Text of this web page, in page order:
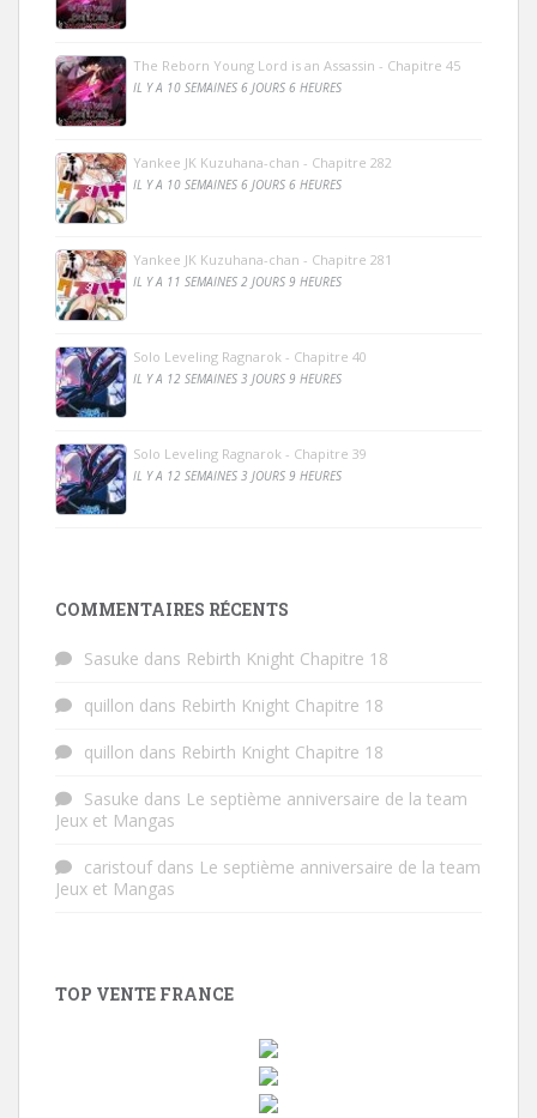
The Reborn Young Lord is an Assassin - Chapitre 45
IL Y A 10 SEMAINES 6 JOURS 6 HEURES
Yankee JK Kuzuhana-chan - Chapitre 282
IL Y A 10 SEMAINES 6 JOURS 6 HEURES
Yankee JK Kuzuhana-chan - Chapitre 281
IL Y A 11 SEMAINES 2 JOURS 9 HEURES
Solo Leveling Ragnarok - Chapitre 40
IL Y A 12 SEMAINES 3 JOURS 9 HEURES
Solo Leveling Ragnarok - Chapitre 39
IL Y A 12 SEMAINES 3 JOURS 9 HEURES
COMMENTAIRES RÉCENTS
Sasuke dans Rebirth Knight Chapitre 18
quillon dans Rebirth Knight Chapitre 18
quillon dans Rebirth Knight Chapitre 18
Sasuke dans Le septième anniversaire de la team
Jeux et Mangas
caristoufdans Le septième anniversaire de la team
Jeux et Mangas
TOP VENTE FRANCE